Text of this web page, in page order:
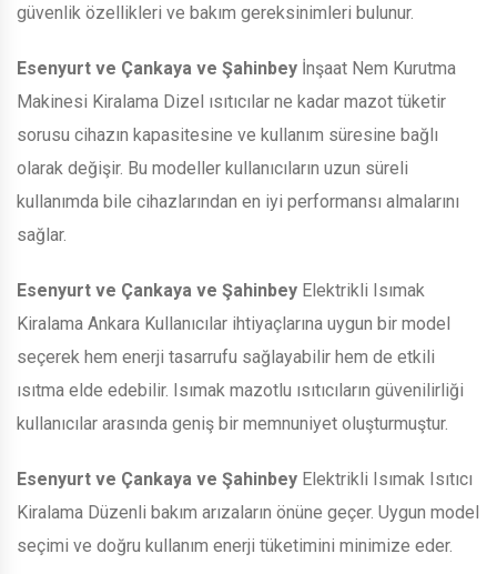
güvenlik özellikleri ve bakım gereksinimleri bulunur.
Esenyurt ve Çankaya ve Şahinbey İnşaat Nem Kurutma
Makinesi Kiralama Dizel ısıtıcılar ne kadar mazot tüketir
sorusu cihazın kapasitesine ve kullanım süresine bağlı
olarak değişir. Bu modeller kullanıcıların uzun süreli
kullanımda bile cihazlarından en iyi performansı almalarını
sağlar.
Esenyurt ve Çankaya ve Şahinbey Elektrikli Isımak
Kiralama Ankara Kullanıcılar ihtiyaçlarına uygun bir model
seçerek hem enerji tasarrufu sağlayabilir hem de etkili
ısıtma elde edebilir. Isımak mazotlu ısıtıcıların güvenilirliği
kullanıcılar arasında geniş bir memnuniyet oluşturmuştur.
Esenyurt ve Çankaya ve Şahinbey Elektrikli Isımak Isıtıcı
Kiralama Düzenli bakım arızaların önüne geçer. Uygun model
seçimi ve doğru kullanım enerji tüketimini minimize eder.